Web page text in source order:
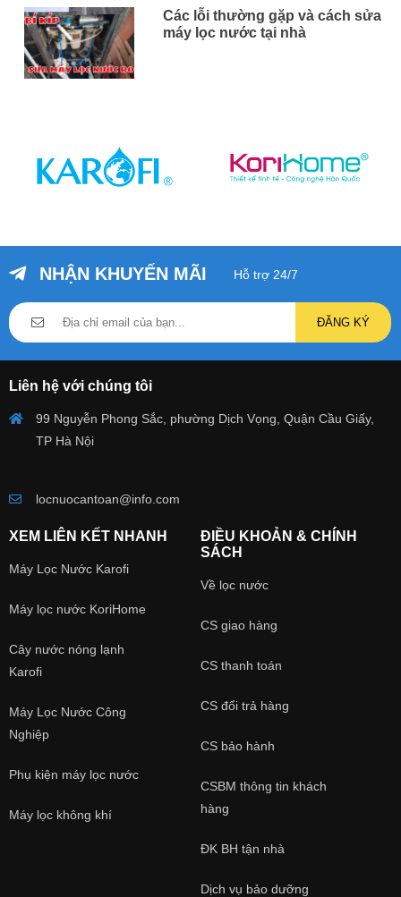
Các lỗi thường gặp và cách sửa
máy lọc nước tại nhà
NHẬN KHUYẾN MÃI Hỗ trợ 24/7
ĐĂNG KÝ
Liên hệ với chúng tôi
99 Nguyễn Phong Sắc, phường Dịch Vọng, Quận Cầu Giấy,
TP Hà Nội
locnuocantoan@info.com
XEM LIÊN KẾT NHANH
Máy Lọc Nước Karofi
Máy lọc nước KoriHome
Cây nước nóng lạnh
Karofi
Máy Lọc Nước Công
Nghiệp
Phụ kiện máy lọc nước
Máy lọc không khí
ĐIỀU KHOẢN & CHÍNH
SÁCH
Về lọc nước
CS giao hàng
CS thanh toán
CS đổi trả hàng
CS bảo hành
CSBM thông tin khách
hàng
ĐK BH tận nhà
Dịch vụ bảo dưỡng